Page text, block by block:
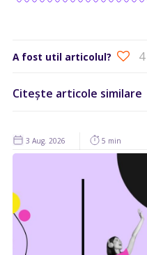
A fost util articolul? 4
Citește articole similare
3 Aug. 2026 5 min